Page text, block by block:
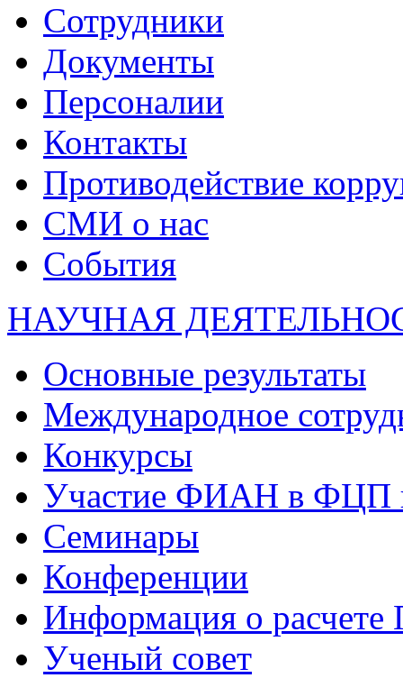
Сотрудники
Документы
Персоналии
Контакты
Противодействие
СМИ о нас
События
НАУЧНАЯ
Основные результаты
Международное
Конкурсы
Участие ФИАН в ФЦП
Семинары
Конференции
Информация о
Ученый совет